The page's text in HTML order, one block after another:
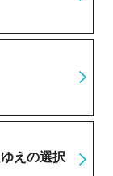
えの選択